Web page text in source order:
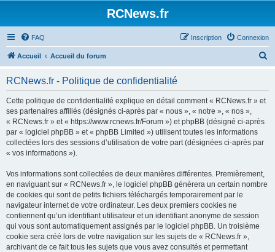
RCNews.fr
FAQ Connexion
Inscription
Accueil Accueil du forum
RCNews.fr - Politique de confidentialité
Cette politique de confidentialité explique en détail comment « RCNews.fr » et
ses partenaires affiliés (désignés ci-après par « nous », « notre », « nos »,
« RCNews.fr » et « https://www.rcnews.fr/Forum ») et phpBB (désigné ci-après
par « logiciel phpBB » et « phpBB Limited ») utilisent toutes les informations
collectées lors des sessions d’utilisation de votre part (désignées ci-après par
« vos informations »).
Vos informations sont collectées de deux manières différentes. Premièrement,
en naviguant sur « RCNews.fr », le logiciel phpBB génèrera un certain nombre
de cookies qui sont de petits fichiers téléchargés temporairement par le
navigateur internet de votre ordinateur. Les deux premiers cookies ne
contiennent qu’un identifiant utilisateur et un identifiant anonyme de session
qui vous sont automatiquement assignés par le logiciel phpBB. Un troisième
cookie sera créé lors de votre navigation sur les sujets de « RCNews.fr »,
archivant de ce fait tous les sujets que vous avez consultés et permettant
Panneau de gestion des cookies